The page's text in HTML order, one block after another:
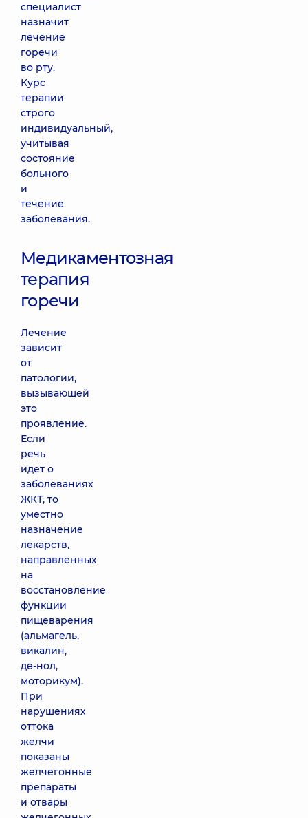
специалист
назначит
лечение
горечи
во рту.
Курс
терапии
строго
индивидуальный,
учитывая
состояние
больного
и
течение
заболевания.
Медикаментозная
терапия
горечи
Лечение
зависит
от
патологии,
вызывающей
это
проявление.
Если
речь
идет о
заболеваниях
ЖКТ, то
уместно
назначение
лекарств,
направленных
на
восстановление
функции
пищеварения
(альмагель,
викалин,
де-нол,
моторикум).
При
нарушениях
оттока
желчи
показаны
желчегонные
препараты
и отвары